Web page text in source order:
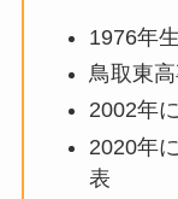
1976年
鳥取東
2002年
2020年
表